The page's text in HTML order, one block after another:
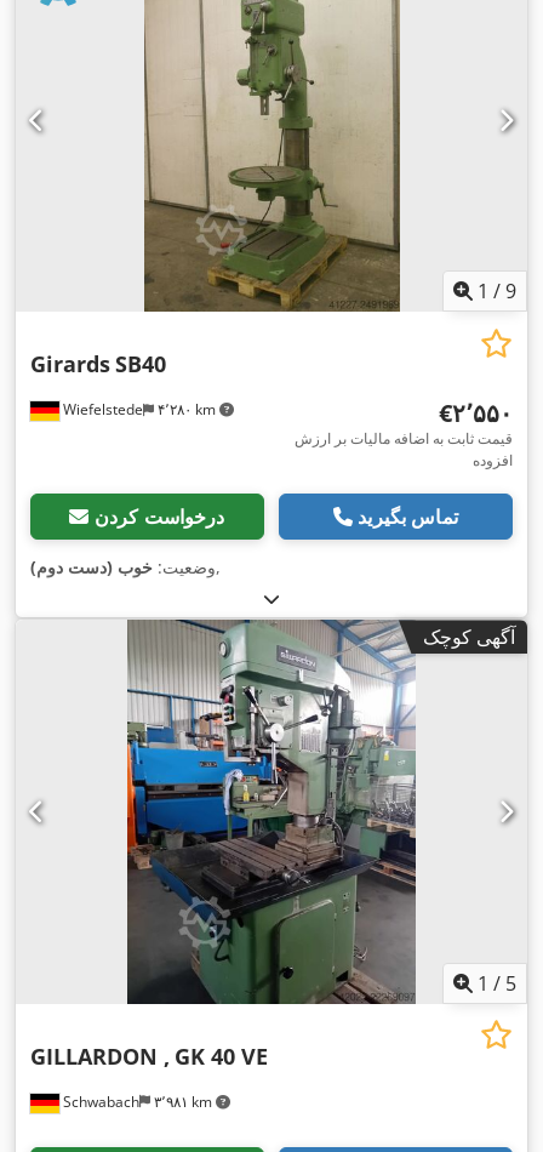
1 /9
Wiefelstede ۴٬۲۸۰ km
GirardsSB40
‎€۲٬۵۵۰
قیمت ثابت به اضافه مالیات بر ارزش
افزوده
درخواست کردن تماس بگیرید
وضعیت: خوب (دست دوم) ,
آگهی کوچک
1 / 5
Schwabach ۳٬۹۸۱ km
GILLARDON , GK 40 VE